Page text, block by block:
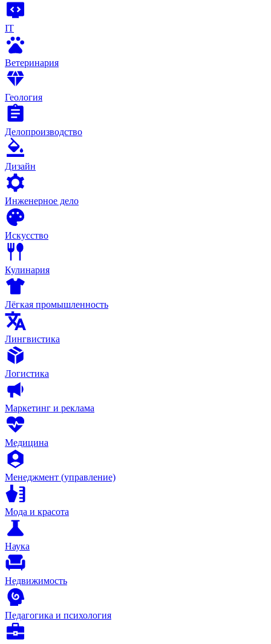
IT
Ветеринария
Геология
Делопроизводство
Дизайн
Инженерное дело
Искусство
Кулинария
Лёгкая промышленность
Лингвистика
Логистика
Маркетинг и реклама
Медицина
Менеджмент (управление)
Мода и красота
Наука
Недвижимость
Педагогика и психология